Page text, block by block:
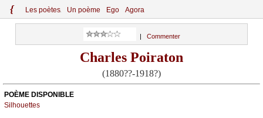
{ Les poètes Un poème Ego Agora
Commenter
Charles Poiraton
(1880??-1918?)
POÈME DISPONIBLE
Silhouettes